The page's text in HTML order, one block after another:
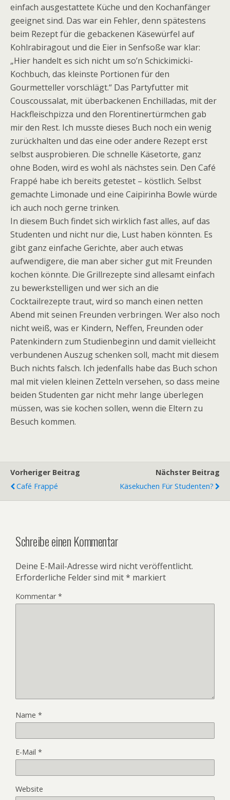
einfach ausgestattete Küche und den Kochanfänger
geeignet sind. Das war ein Fehler, denn spätestens
beim Rezept für die gebackenen Käsewürfel auf
Kohlrabiragout und die Eier in Senfsoße war klar:
„Hier handelt es sich nicht um so’n Schickimicki-
Kochbuch, das kleinste Portionen für den
Gourmetteller vorschlägt.“ Das Partyfutter mit
Couscoussalat, mit überbackenen Enchilladas, mit der
Hackfleischpizza und den Florentinertürmchen gab
mir den Rest. Ich musste dieses Buch noch ein wenig
zurückhalten und das eine oder andere Rezept erst
selbst ausprobieren. Die schnelle Käsetorte, ganz
ohne Boden, wird es wohl als nächstes sein. Den Café
Frappé habe ich bereits getestet – köstlich. Selbst
gemachte Limonade und eine Caipirinha Bowle würde
ich auch noch gerne trinken.
In diesem Buch findet sich wirklich fast alles, auf das
Studenten und nicht nur die, Lust haben könnten. Es
gibt ganz einfache Gerichte, aber auch etwas
aufwendigere, die man aber sicher gut mit Freunden
kochen könnte. Die Grillrezepte sind allesamt einfach
zu bewerkstelligen und wer sich an die
Cocktailrezepte traut, wird so manch einen netten
Abend mit seinen Freunden verbringen. Wer also noch
nicht weiß, was er Kindern, Neffen, Freunden oder
Patenkindern zum Studienbeginn und damit vielleicht
verbundenen Auszug schenken soll, macht mit diesem
Buch nichts falsch. Ich jedenfalls habe das Buch schon
mal mit vielen kleinen Zetteln versehen, so dass meine
beiden Studenten gar nicht mehr lange überlegen
müssen, was sie kochen sollen, wenn die Eltern zu
Besuch kommen.
Vorheriger Beitrag
Café Frappé
Nächster Beitrag
Käsekuchen Für Studenten?
Schreibe einen Kommentar
Deine E-Mail-Adresse wird nicht veröffentlicht.
Erforderliche Felder sind mit* markiert
Kommentar*
Name *
E-Mail *
Website